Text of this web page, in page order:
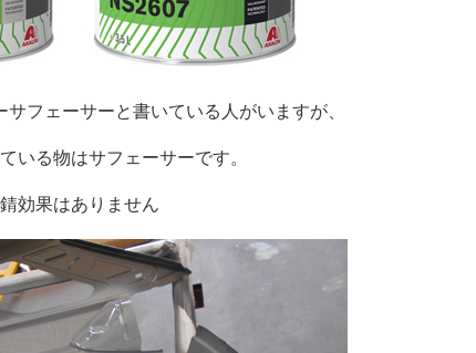
フェーサーと書いている人がいますが、
いる物はサフェーサーです。
効果はありません